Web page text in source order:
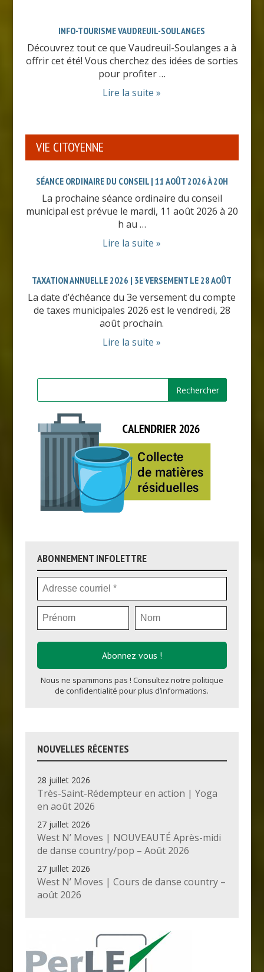
INFO-TOURISME VAUDREUIL-SOULANGES
Découvrez tout ce que Vaudreuil-Soulanges a à
offrir cet été! Vous cherchez des idées de sorties
pour profiter …
Lire la suite »
VIE CITOYENNE
SÉANCE ORDINAIRE DU CONSEIL | 11 AOÛT 2026 À 20H
La prochaine séance ordinaire du conseil
municipal est prévue le mardi, 11 août 2026 à 20
h au …
Lire la suite »
TAXATION ANNUELLE 2026 | 3E VERSEMENT LE 28 AOÛT
La date d’échéance du 3e versement du compte
de taxes municipales 2026 est le vendredi, 28
août prochain.
Lire la suite »
ABONNEMENT INFOLETTRE
Nous ne spammons pas ! Consultez notre politique
de confidentialité pour plus d’informations.
NOUVELLES RÉCENTES
28 juillet 2026
Très-Saint-Rédempteur en action | Yoga
en août 2026
27 juillet 2026
West N’ Moves | NOUVEAUTÉ Après-midi
de danse country/pop – Août 2026
27 juillet 2026
West N’ Moves | Cours de danse country –
août 2026